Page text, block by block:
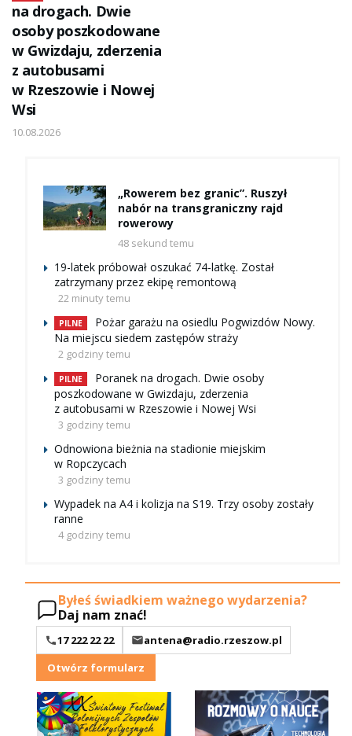
na drogach. Dwie
osoby poszkodowane
w Gwizdaju, zderzenia
z autobusami
w Rzeszowie i Nowej
Wsi
10.08.2026
„Rowerem bez granic”. Ruszył
nabór na transgraniczny rajd
rowerowy
48 sekund temu
19-latek próbował oszukać 74-latkę. Został
zatrzymany przez ekipę remontową
22 minuty temu
PILNE
Pożar garażu na osiedlu Pogwizdów Nowy.
Na miejscu siedem zastępów straży
2 godziny temu
PILNE
Poranek na drogach. Dwie osoby
poszkodowane w Gwizdaju, zderzenia
z autobusami w Rzeszowie i Nowej Wsi
3 godziny temu
Odnowiona bieżnia na stadionie miejskim
w Ropczycach
3 godziny temu
Wypadek na A4 i kolizja na S19. Trzy osoby zostały
ranne
4 godziny temu
Byłeś świadkiem ważnego wydarzenia?
Daj nam znać!
17 222 22 22
antena@radio.rzeszow.pl
Otwórz formularz